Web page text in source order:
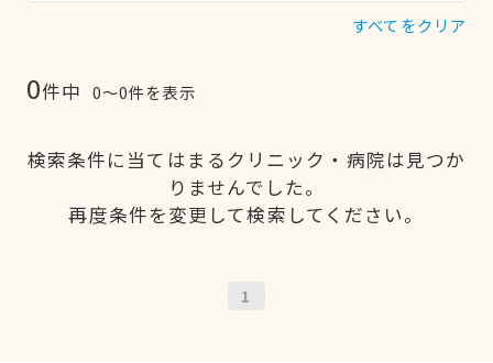
すべてをクリア
0件中 0〜0件を表示
検索条件に当てはまるクリニック・病院は見つか
りませんでした。
再度条件を変更して検索してください。
1